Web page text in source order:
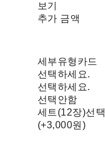
보기
추가 금액
세부유형카드
선택하세요.
선택하세요.
선택안함
세트(12장)선택
(+3,000원)